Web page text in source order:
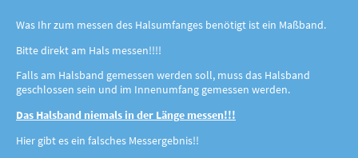
Was Ihr zum messen des Halsumfanges benötigt ist ein Maßband.
Bitte direkt am Hals messen!!!!
Falls am Halsband gemessen werden soll, muss das Halsband
geschlossen sein und im Innenumfang gemessen werden.
Das Halsband niemals in der Länge messen!!!
Hier gibt es ein falsches Messergebnis!!